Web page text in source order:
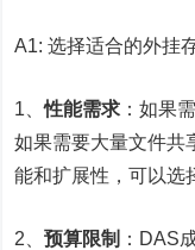
A1: 选择适合的外挂
1、性能需求 ：如果
如果需要大量文件共
能和扩展性，可以选
2、预算限制 ：DAS